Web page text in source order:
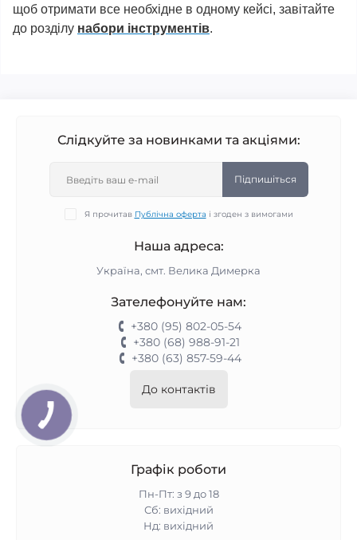
щоб отримати все необхідне в одному кейсі, завітайте
до розділу набори інструментів.
Слідкуйте за новинками та акціями:
Підпишіться
Я прочитав Публічна оферта і згоден з вимогами
Наша адреса:
Україна, смт. Велика Димерка
Зателефонуйте нам:
+380 (95) 802-05-54
+380 (68) 988-91-21
+380 (63) 857-59-44
До контактів
Графік роботи
Пн-Пт: з 9 до 18
Сб: вихідний
Нд: вихідний